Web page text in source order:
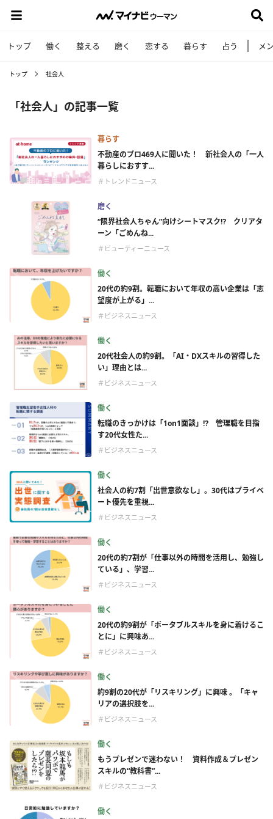
トップ 働く 整える 磨く 恋する 暮らす 占う メ
トップ 社会人
「社会人」の記事一覧
暮らす
不動産のプロ469人に聞いた！ 新社会人の「一人
暮らしにおすす...
＃トレンドニュース
磨く
“限界社会人ちゃん”向けシートマスク⁉ クリアタ
ーン「ごめんね...
＃ビューティーニュース
働く
20代の約9割。転職において年収の高い企業は「志
望度が上がる」...
＃ビジネスニュース
働く
20代社会人の約9割。「AI・DXスキルの習得した
い」理由とは...
＃ビジネスニュース
働く
転職のきっかけは「1on1面談」⁉ 管理職を目指
す20代女性た...
＃ビジネスニュース
働く
社会人の約7割「出世意欲なし」。30代はプライベ
ート優先を重視...
＃ビジネスニュース
働く
20代の約7割が「仕事以外の時間を活用し、勉強し
ている」、学習...
＃ビジネスニュース
働く
20代の約9割が「ポータブルスキルを身に着けるこ
とに」に興味あ...
＃ビジネスニュース
働く
約9割の20代が「リスキリング」に興味 。「キャ
リアの選択肢を...
＃ビジネスニュース
働く
もうプレゼンで迷わない！ 資料作成＆プレゼン
スキルの“教科書”...
＃ビジネスニュース
働く